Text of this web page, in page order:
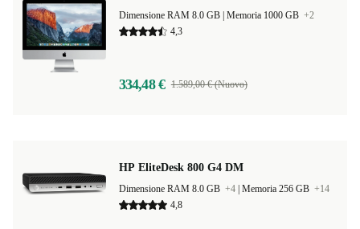
Memoria 1000 GB +2
4,3
334,48 € 1.589,00 € (Nuovo)
HP EliteDesk 800 G4 DM
Dimensione RAM 8.0 GB +4 Memoria 256 GB +14
4,8